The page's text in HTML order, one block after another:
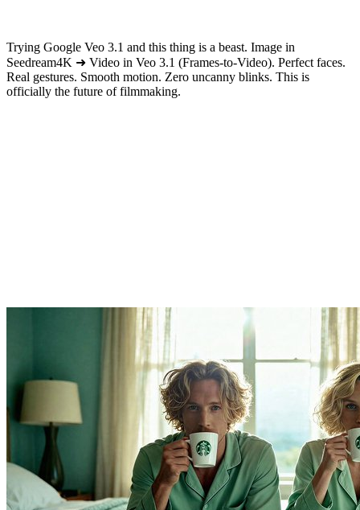
Trying Google Veo 3.1 and this thing is a beast. Image in
Seedream4K ➜ Video in Veo 3.1 (Frames-to-Video). Perfect faces.
Real gestures. Smooth motion. Zero uncanny blinks. This is
officially the future of filmmaking.